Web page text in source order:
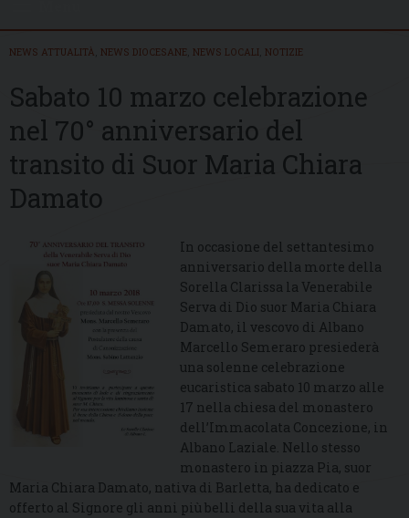
NEWS ATTUALITÀ NEWS DIOCESANE NEWS LOCALI NOTIZIE
Sabato 10 marzo celebrazione
nel 70° anniversario del
transito di Suor Maria Chiara
Damato
In occasione del settantesimo
anniversario della morte della
Sorella Clarissa la Venerabile
Serva di Dio suor Maria Chiara
Damato, il vescovo di Albano
Marcello Semeraro presiederà
una solenne celebrazione
eucaristica sabato 10 marzo alle
17 nella chiesa del monastero
dell’Immacolata Concezione, in
Albano Laziale. Nello stesso
monastero in piazza Pia, suor
Maria Chiara Damato, nativa di Barletta, ha dedicato e
offerto al Signore gli anni più belli della sua vita alla